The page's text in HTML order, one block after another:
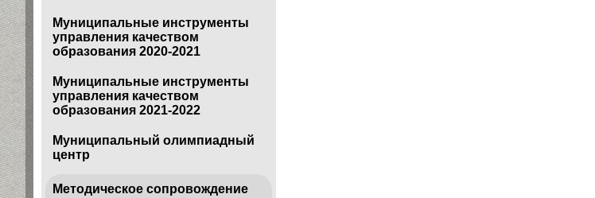
Муниципальные инструменты
управления качеством
образования 2020-2021
Муниципальные инструменты
управления качеством
образования 2021-2022
Муниципальный олимпиадный
центр
Методическое сопровождение